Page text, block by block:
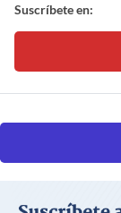
Suscríbete en: